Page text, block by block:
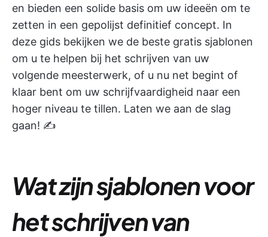
en bieden een solide basis om uw ideeën om te
zetten in een gepolijst definitief concept. In
deze gids bekijken we de beste gratis sjablonen
om u te helpen bij het schrijven van uw
volgende meesterwerk, of u nu net begint of
klaar bent om uw schrijfvaardigheid naar een
hoger niveau te tillen. Laten we aan de slag
gaan! ✍️
Wat zijn sjablonen voor
het schrijven van